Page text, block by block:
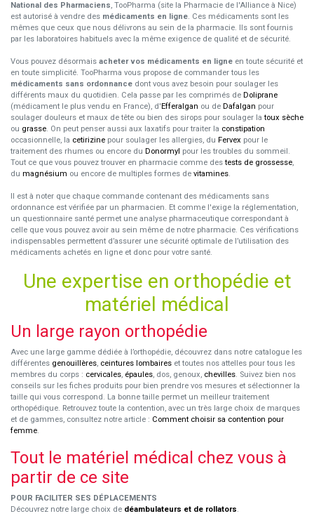
National des Pharmaciens, TooPharma (site la Pharmacie de l'Alliance à Nice)
est autorisé à vendre des médicaments en ligne. Ces médicaments sont les
mêmes que ceux que nous délivrons au sein de la pharmacie. Ils sont fournis
par les laboratoires habituels avec la même exigence de qualité et de sécurité.
Vous pouvez désormais acheter vos médicaments en ligne en toute sécurité et
en toute simplicité. TooPharma vous propose de commander tous les
médicaments sans ordonnance dont vous avez besoin pour soulager les
différents maux du quotidien. Cela passe par les comprimés de Doliprane
(médicament le plus vendu en France), d'Efferalgan ou de Dafalgan pour
soulager douleurs et maux de tête ou bien des sirops pour soulager latoux sèche
ou grasse. On peut penser aussi aux laxatifs pour traiter la constipation
occasionnelle, la cetirizine pour soulager les allergies, du Fervex pour le
traitement des rhumes ou encore du Donormyl pour les troubles du sommeil.
Tout ce que vous pouvez trouver en pharmacie comme destests de grossesse,
du magnésium ou encore de multiples formes de vitamines.
Il est à noter que chaque commande contenant des médicaments sans
ordonnance est vérifiée par un pharmacien. Et comme l'exige la réglementation,
un questionnaire santé permet une analyse pharmaceutique correspondant à
celle que vous pouvez avoir au sein même de notre pharmacie. Ces vérifications
indispensables permettent d’assurer une sécurité optimale de l’utilisation des
médicaments achetés en ligne et donc pour votre santé.
Une expertise en orthopédie et
matériel médical
Un large rayon orthopédie
Avec une large gamme dédiée à l’orthopédie, découvrez dans notre catalogue les
différentes genouillères, ceintures lombaires et toutes nos attelles pour tous les
membres du corps : cervicales, épaules, dos, genoux, chevilles. Suivez bien nos
conseils sur les fiches produits pour bien prendre vos mesures et sélectionner la
taille qui vous correspond. La bonne taille permet un meilleur traitement
orthopédique. Retrouvez toute la contention, avec un très large choix de marques
et de gammes, consultez notre article : Comment choisir sa contention pour
femme.
Tout le matériel médical chez vous à
partir de ce site
POUR FACILITER SES DÉPLACEMENTS
Découvrez notre large choix de déambulateurs et de rollators.